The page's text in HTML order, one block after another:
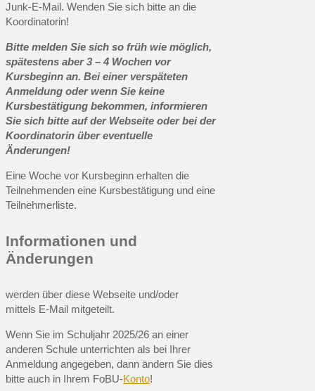
Junk-E-Mail. Wenden Sie sich bitte an die
Koordinatorin!
Bitte melden Sie sich so früh wie möglich,
spätestens aber 3 – 4 Wochen vor
Kursbeginn an. Bei einer verspäteten
Anmeldung oder wenn Sie keine
Kursbestätigung bekommen, informieren
Sie sich bitte auf der Webseite oder bei der
Koordinatorin über eventuelle
Änderungen!
Eine Woche vor Kursbeginn erhalten die
Teilnehmenden eine Kursbestätigung und eine
Teilnehmerliste.
Informationen und
Änderungen
werden über diese Webseite und/oder
mittels E-Mail mitgeteilt.
Wenn Sie im Schuljahr 2025/26 an einer
anderen Schule unterrichten als bei Ihrer
Anmeldung angegeben, dann ändern Sie dies
bitte auch in Ihrem FoBU-Konto!